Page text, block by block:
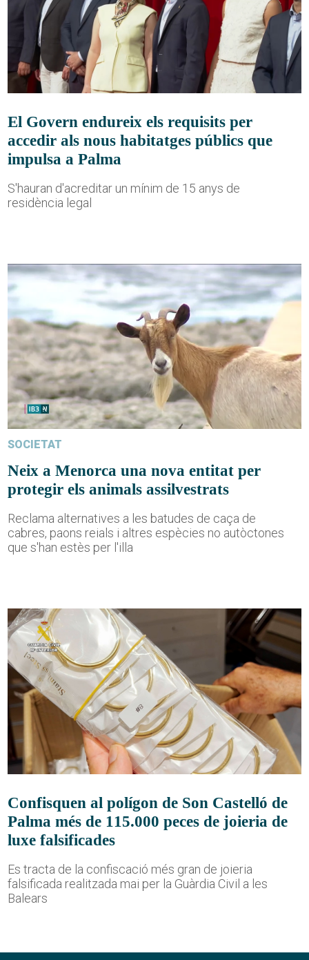
El Govern endureix els requisits per
accedir als nous habitatges públics que
impulsa a Palma
S'hauran d'acreditar un mínim de 15 anys de
residència legal
SOCIETAT
Neix a Menorca una nova entitat per
protegir els animals assilvestrats
Reclama alternatives a les batudes de caça de
cabres, paons reials i altres espècies no autòctones
que s'han estès per l'illa
Confisquen al polígon de Son Castelló de
Palma més de 115.000 peces de joieria de
luxe falsificades
Es tracta de la confiscació més gran de joieria
falsificada realitzada mai per la Guàrdia Civil a les
Balears